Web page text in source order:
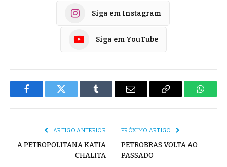
Siga em Instagram
Siga em YouTube
FacebookTwitter Tumblr
E-
Copiar
ARTIGO ANTERIOR
A PETROPOLITANA KATIA
CHALITA
PRÓXIMO ARTIGO
PETROBRAS VOLTA AO
PASSADO